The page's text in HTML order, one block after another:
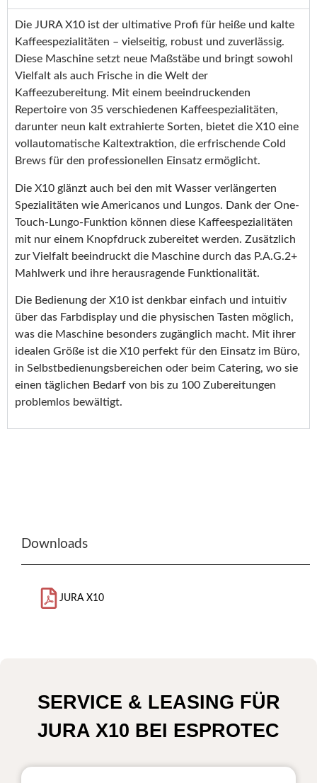
Die JURA X10 ist der ultimative Profi für heiße und kalte
Kaffeespezialitäten – vielseitig, robust und zuverlässig.
Diese Maschine setzt neue Maßstäbe und bringt sowohl
Vielfalt als auch Frische in die Welt der
Kaffeezubereitung. Mit einem beeindruckenden
Repertoire von 35 verschiedenen Kaffeespezialitäten,
darunter neun kalt extrahierte Sorten, bietet die X10 eine
vollautomatische Kaltextraktion, die erfrischende Cold
Brews für den professionellen Einsatz ermöglicht.
Die X10 glänzt auch bei den mit Wasser verlängerten
Spezialitäten wie Americanos und Lungos. Dank der One-
Touch-Lungo-Funktion können diese Kaffeespezialitäten
mit nur einem Knopfdruck zubereitet werden. Zusätzlich
zur Vielfalt beeindruckt die Maschine durch das P.A.G.2+
Mahlwerk und ihre herausragende Funktionalität.
Die Bedienung der X10 ist denkbar einfach und intuitiv
über das Farbdisplay und die physischen Tasten möglich,
was die Maschine besonders zugänglich macht. Mit ihrer
idealen Größe ist die X10 perfekt für den Einsatz im Büro,
in Selbstbedienungsbereichen oder beim Catering, wo sie
einen täglichen Bedarf von bis zu 100 Zubereitungen
problemlos bewältigt.
Downloads
JURA X10
SERVICE & LEASING FÜR
JURA X10 BEI ESPROTEC